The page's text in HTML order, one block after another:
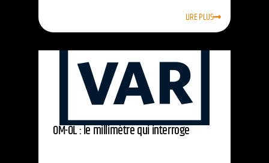
LIRE PLUS
OM-OL : le millimètre qui interroge